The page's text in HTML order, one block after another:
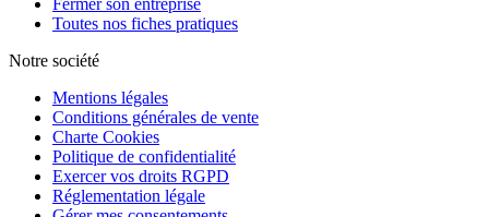
Toutes nos fiches pratiques
Notre société
Mentions légales
Conditions générales de vente
Charte Cookies
Politique de confidentialité
Exercer vos droits RGPD
Réglementation légale